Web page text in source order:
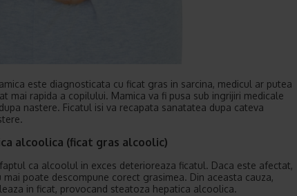
este diagnosticata cu ficat gras in sarcina, medicul ar putea
mai rapida a copilului. Mamica va fi pusa sub ingrijiri medicale
nastere. Ficatul isi va recapata sanatatea dupa cateva
alcoolica (ficat gras alcoolic)
ca alcoolul in exces deterioreaza ficatul. Daca este afectat,
poate descompune corect grasimea. Din aceasta cauza,
in ficat, provocand steatoza hepatica alcoolica.